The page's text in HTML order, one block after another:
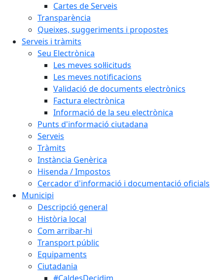
Cartes de Serveis
Transparència
Queixes, suggeriments i propostes
Serveis i tràmits
Seu Electrònica
Les meves sol·licituds
Les meves notificacions
Validació de documents electrònics
Factura electrònica
Informació de la seu electrònica
Punts d'informació ciutadana
Serveis
Tràmits
Instància Genèrica
Hisenda / Impostos
Cercador d'informació i documentació oficials
Municipi
Descripció general
Història local
Com arribar-hi
Transport públic
Equipaments
Ciutadania